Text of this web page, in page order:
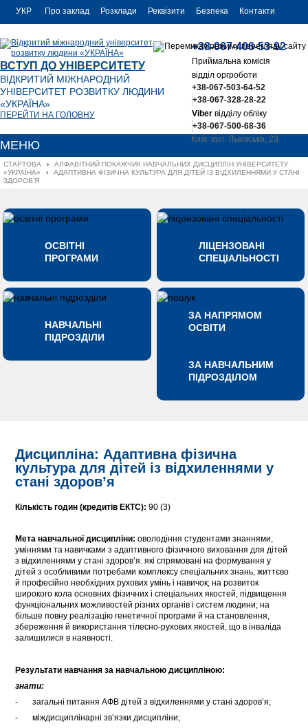
УКР
ENG
Про заклад Розклади Реквізити Безпека Контакти
ВСТУП ДО УНІВЕРСИТЕТУ
ВІДКРИТИЙ МІЖНАРОДНИЙ
УНІВЕРСИТЕТ РОЗВИТКУ ЛЮДИНИ
«УКРАЇНА»
ПЕРЕЙТИ НА ГОЛОВНУ
+38-067-406-53-92
Приймальна комісія
відділ оргроботи
+38-067-503-64-52
+38-067-328-28-22
Viberвідділу обліку
+38-067-500-68-36
Київ, вул. Львівська, 23
МЕНЮ
СТАРТОВА ›
АЛФАВІТНИЙ ПОКАЖЧИК НАВЧАЛЬНИХ ДИСЦИПЛІН УНІВЕРСИТЕТУ
«УКРАЇНА»
›
АДАПТИВНА ФІЗИЧНА КУЛЬТУРА ДЛЯ ДІТЕЙ ІЗ ВІДХИЛЕННЯМИ У СТАНІ
ЗДОРОВ’Я
ОСВІТНІ
ПРОГРАМИ
ЛІЦЕНЗОВАНІ
СПЕЦІАЛЬНОСТІ
НАВЧАЛЬНІ
ПІДРОЗДІЛИ
ЗА НАПРЯМОМ
ОСВІТИ
ЗА НАВЧАЛЬНИМ
ПІДРОЗДІЛОМ
Дисципліна: Адаптивна фізична
культура для дітей із відхиленнями у
стані здоров’я
Кількість годин (кредитів ЕКТС):90 (3)
Мета навчальної дисципліни:оволодіння студентами знаннями,
уміннями та навичками з адаптивного фізичного виховання для дітей
з відхиленнями у стані здоров’я. які спрямовані на формування у
дітей з особливими потребами комплексу спеціальних знань, життєво
й професійно необхідних рухових умінь і навичок; на розвиток
широкого кола основних фізичних і спеціальних якостей, підвищення
функціональних можливостей різних органів і систем людини; на
більше повну реалізацію генетичної програми й на становлення,
збереження й використання тілесно-рухових якостей, що в інваліда
залишилися в наявності.
Результати навчання за навчальною дисципліною:
знати:
- загальні питання АФВ дітей з відхиленнями у стані здоров’я;
- міждисциплінарні зв’язки дисципліни;